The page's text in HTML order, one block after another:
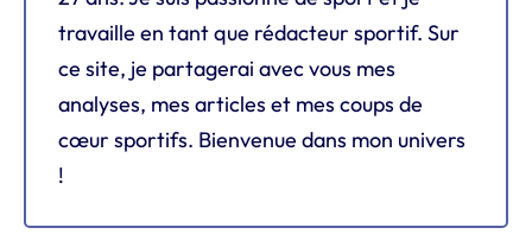
travaille en tant que rédacteur sportif. Sur
ce site, je partagerai avec vous mes
analyses, mes articles et mes coups de
cœur sportifs. Bienvenue dans mon univers
!